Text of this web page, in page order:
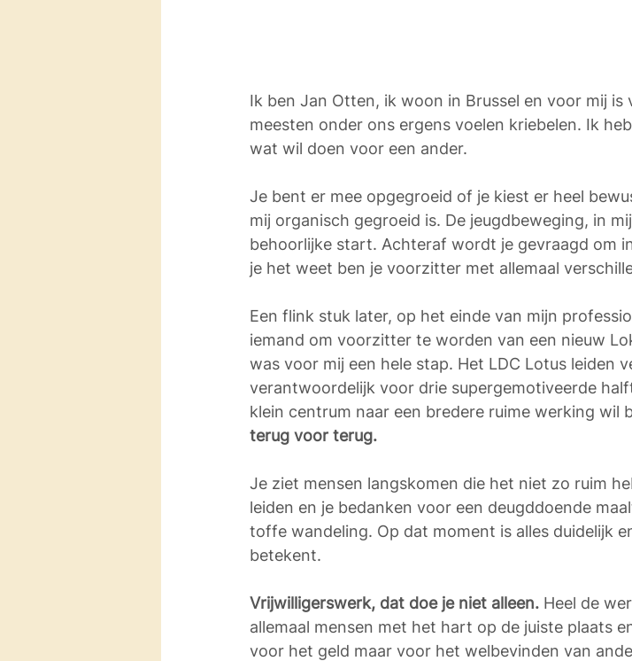
Ik ben Jan Otten, ik woon in Brussel en voor mij
meesten onder ons ergens voelen kriebelen. Ik
wat wil doen voor een ander.
Je bent er mee opgegroeid of je kiest er heel
mij organisch gegroeid is. De jeugdbeweging, in
behoorlijke start. Achteraf wordt je gevraagd om
je het weet ben je voorzitter met allemaal
Een flink stuk later, op het einde van mijn
iemand om voorzitter te worden van een nieuw
was voor mij een hele stap. Het LDC Lotus leiden
verantwoordelijk voor drie supergemotiveerde
klein centrum naar een bredere ruime werking wil
terug voor terug.
Je ziet mensen langskomen die het niet zo ruim
leiden en je bedanken voor een deugddoende
toffe wandeling. Op dat moment is alles duidelijk
betekent.
Vrijwilligerswerk, dat doe je niet alleen. Heel de
allemaal mensen met het hart op de juiste plaats
voor het geld maar voor het welbevinden van